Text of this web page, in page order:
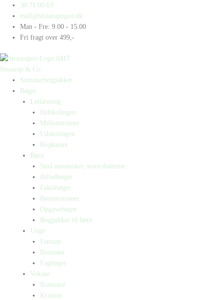
indholdet
30 71 00 03
mail@straarupogco.dk
Man - Fre: 9.00 - 15.00
Fri fragt over 499,-
Straarup & Co
Sommerbogpakker
Bøger
Letlæsning
Indskolingen
Mellemtrinnet
Udskolingen
Bogkasser
Børn
Små mennesker, store drømme
Billedbøger
Faktabøger
Børneromaner
Opgavebøger
Bogpakker til børn
Unge
Fantasy
Romaner
Fagbøger
Voksne
Romance
Krimier
Products
search
Products
search
Maxi
Bogkasse